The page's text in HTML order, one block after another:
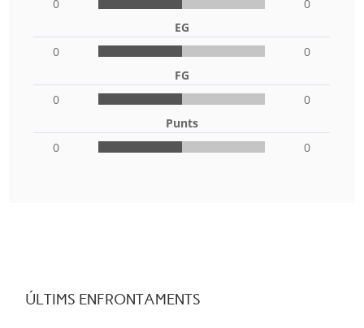
0
0
EG
0
0
FG
0
0
Punts
0
0
ÚLTIMS ENFRONTAMENTS